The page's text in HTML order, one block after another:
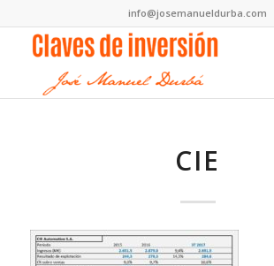
info@josemanueldurba.com
CIE